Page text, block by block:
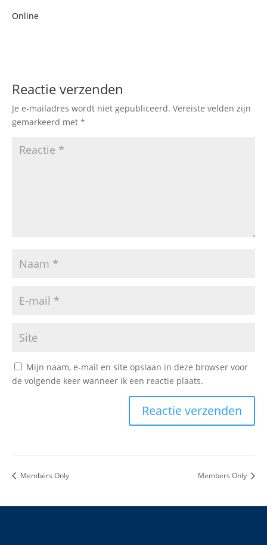
Online
Reactie verzenden
Je e-mailadres wordt niet gepubliceerd. Vereiste velden zijn
gemarkeerd met *
Mijn naam, e-mail en site opslaan in deze browser voor
de volgende keer wanneer ik een reactie plaats.
Members Only Members Only